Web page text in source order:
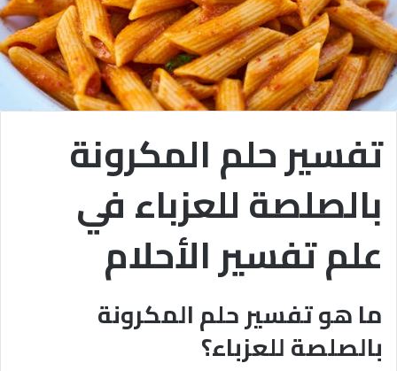
تفسير حلم المكرونة
بالصلصة للعزباء في
علم تفسير الأحلام
ما هو تفسير حلم المكرونة
بالصلصة للعزباء؟